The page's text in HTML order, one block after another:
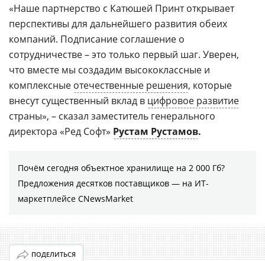
«Наше партнерство с Катюшей Принт открывает
перспективы для дальнейшего развития обеих
компаний. Подписание соглашение о
сотрудничестве – это только первый шаг. Уверен,
что вместе мы создадим высококлассные и
комплексные отечественные решения, которые
внесут существенный вклад в цифровое развитие
страны», – сказал заместитель генерального
директора «Ред Софт» Рустам Рустамов.
Почём сегодня объектное хранилище на 2 000 Гб?
Предложения десятков поставщиков ― на ИТ-
маркетплейсе CNewsMarket
ПОДЕЛИТЬСЯ